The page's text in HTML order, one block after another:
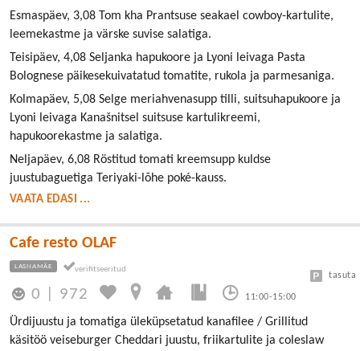
Esmaspäev, 3,08 Tom kha Prantsuse seakael cowboy-kartulite,
leemekastme ja värske suvise salatiga.
Teisipäev, 4,08 Seljanka hapukoore ja Lyoni leivaga Pasta
Bolognese päikesekuivatatud tomatite, rukola ja parmesaniga.
Kolmapäev, 5,08 Selge meriahvenasupp tilli, suitsuhapukoore ja
Lyoni leivaga Kanašnitsel suitsuse kartulikreemi,
hapukoorekastme ja salatiga.
Neljapäev, 6,08 Röstitud tomati kreemsupp kuldse
juustubaguetiga Teriyaki-lõhe poké-kauss.
VAATA EDASI ...
Cafe resto OLAF
LASNAMÄE
0 972 11:00-15:00
tasuta
Ürdijuustu ja tomatiga üleküpsetatud kanafilee / Grillitud
käsitöö veiseburger Cheddari juustu, friikartulite ja coleslaw